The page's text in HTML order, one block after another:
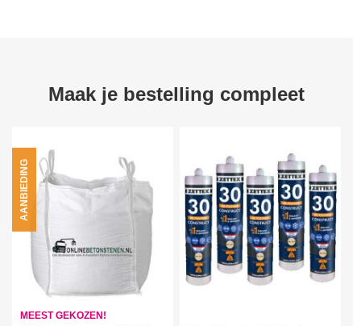
Maak je bestelling compleet
MEEST GEKOZEN!
AANBIEDING